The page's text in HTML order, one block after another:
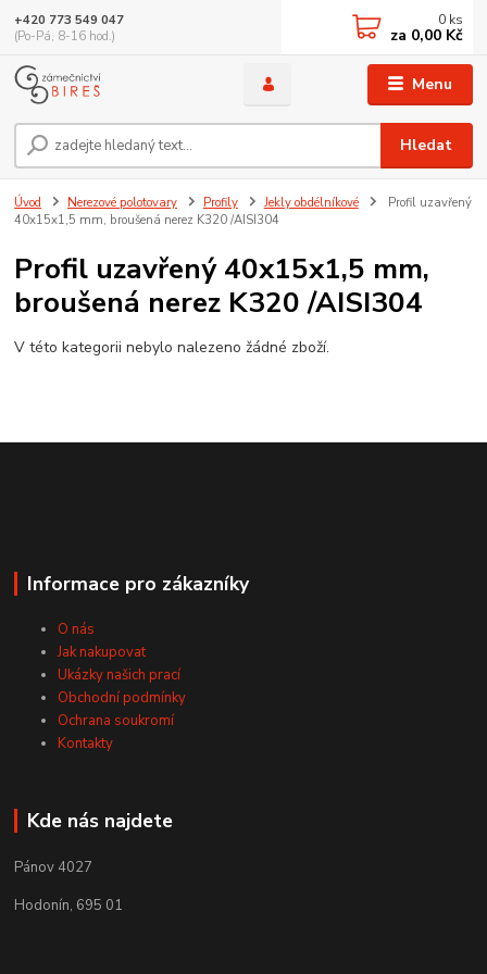
Menu
Hledat
+420 773 549 047
(Po-Pá, 8-16 hod.)
0 ks
za 0,00 Kč
Úvod Nerezové polotovary Profily Jekly obdélníkové
Profil uzavřený
40x15x1,5 mm, broušená nerez K320 /AISI304
Profil uzavřený 40x15x1,5 mm,
broušená nerez K320 /AISI304
V této kategorii nebylo nalezeno žádné zboží.
Informace pro zákazníky
O nás
Jak nakupovat
Ukázky našich prací
Obchodní podmínky
Ochrana soukromí
Kontakty
Kde nás najdete
Pánov 4027
Hodonín, 695 01